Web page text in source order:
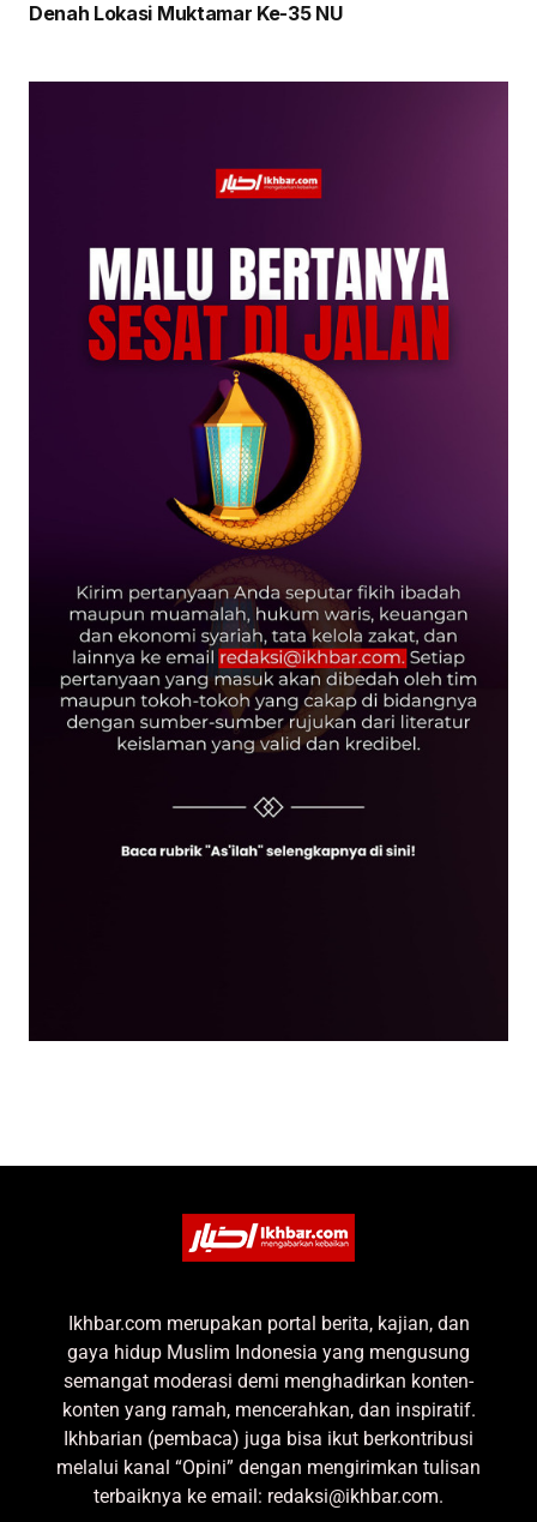
Denah Lokasi Muktamar Ke-35 NU
Ikhbar.com merupakan portal berita, kajian, dan
gaya hidup Muslim Indonesia yang mengusung
semangat moderasi demi menghadirkan konten-
konten yang ramah, mencerahkan, dan inspiratif.
Ikhbarian (pembaca) juga bisa ikut berkontribusi
melalui kanal “Opini” dengan mengirimkan tulisan
terbaiknya ke email: redaksi@ikhbar.com.